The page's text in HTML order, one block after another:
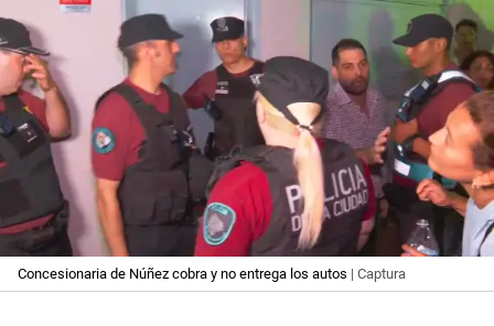
Concesionaria de Núñez cobra y no entrega los autos | Captura